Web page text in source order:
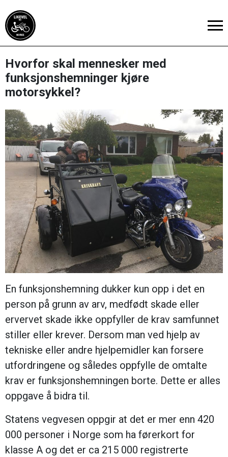
Hvorfor skal mennesker med
funksjonshemninger kjøre
motorsykkel?
En funksjonshemning dukker kun opp i det en
person på grunn av arv, medfødt skade eller
ervervet skade ikke oppfyller de krav samfunnet
stiller eller krever. Dersom man ved hjelp av
tekniske eller andre hjelpemidler kan forsere
utfordringene og således oppfylle de omtalte
krav er funksjonshemningen borte. Dette er alles
oppgave å bidra til.
Statens vegvesen oppgir at det er mer enn 420
000 personer i Norge som ha førerkort for
klasse A og det er ca 215 000 registrerte